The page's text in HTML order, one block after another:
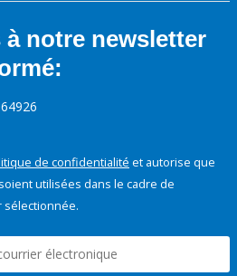
notre newsletter
de confidentialité et autorise que
utilisées dans le cadre de
sélectionnée.